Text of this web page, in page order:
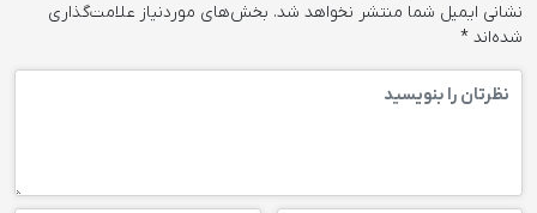
نشانی ایمیل شما منتشر نخواهد شد. بخش‌های موردنیاز علامت‌گذاری
شده‌اند *